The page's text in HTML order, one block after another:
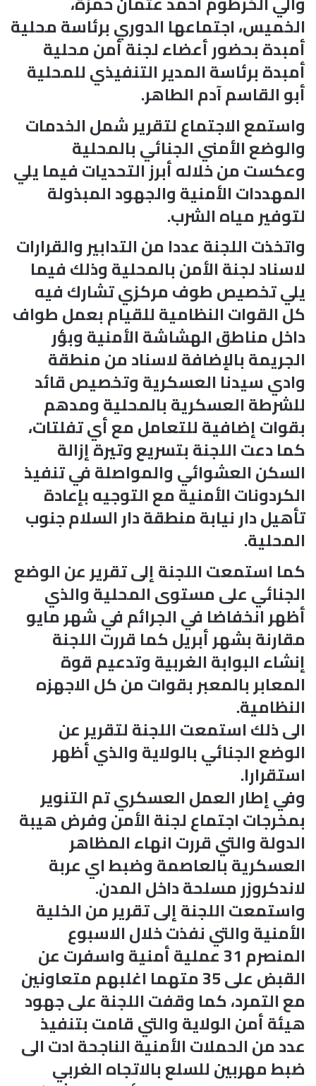
الخميس، اجتماعها الدوري برئاسة محلية
أمبدة بحضور أعضاء لجنة أمن محلية
أمبدة برئاسة المدير التنفيذي للمحلية
أبو القاسم آدم الطاهر.
واستمع الاجتماع لتقرير شمل الخدمات
والوضع الأمني الجنائي بالمحلية
وعكست من خلاله أبرز التحديات فيما يلي
المهددات الأمنية والجهود المبذولة
لتوفير مياه الشرب.
واتخذت اللجنة عددا من التدابير والقرارات
لاسناد لجنة الأمن بالمحلية وذلك فيما
يلي تخصيص طوف مركزي تشارك فيه
كل القوات النظامية للقيام بعمل طواف
داخل مناطق الهشاشة الأمنية وبؤر
الجريمة بالإضافة لاسناد من منطقة
وادي سيدنا العسكرية وتخصيص قائد
للشرطة العسكرية بالمحلية ومدهم
بقوات إضافية للتعامل مع أي تفلتات،
كما دعت اللجنة بتسريع وتيرة إزالة
السكن العشوائي والمواصلة في تنفيذ
الكردونات الأمنية مع التوجيه بإعادة
تأهيل دار نيابة منطقة دار السلام جنوب
المحلية.
كما استمعت اللجنة إلى تقرير عن الوضع
الجنائي على مستوى المحلية والذي
أظهر انخفاضا في الجرائم في شهر مايو
مقارنة بشهر أبريل كما قررت اللجنة
إنشاء البوابة الغربية وتدعيم قوة
المعابر بالمعبر بقوات من كل الاجهزه
النظامية.
الى ذلك استمعت اللجنة لتقرير عن
الوضع الجنائي بالولاية والذي أظهر
استقرارا.
وفي إطار العمل العسكري تم التنوير
بمخرجات اجتماع لجنة الأمن وفرض هيبة
الدولة والتي قررت انهاء المظاهر
العسكرية بالعاصمة وضبط اي عربة
لاندكروزر مسلحة داخل المدن.
واستمعت اللجنة إلى تقرير من الخلية
الأمنية والتي نفذت خلال الاسبوع
المنصرم 31 عملية أمنية واسفرت عن
القبض على 35 متهما اغلبهم متعاونين
مع التمرد، كما وقفت اللجنة على جهود
هيئة أمن الولاية والتي قامت بتنفيذ
عدد من الحملات الأمنية الناجحة ادت الى
ضبط مهربين للسلع بالاتجاه الغربي